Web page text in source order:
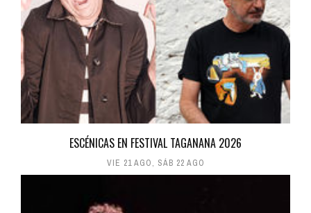
ESCÉNICAS EN FESTIVAL TAGANANA 2026
VIE 21 AGO, SÁB 22 AGO